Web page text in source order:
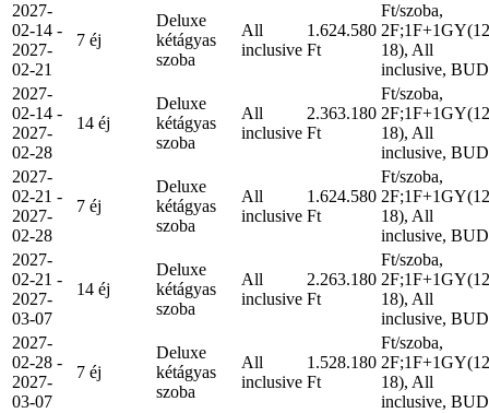
2027-
02-14 -
2027-
02-21
7 éj
Deluxe
kétágyas
szoba
All
inclusive
1.624.580
Ft
Ft/szoba,
18), All
inclusive, BUD
2027-
02-14 -
2027-
02-28
14 éj
Deluxe
kétágyas
szoba
All
inclusive
2.363.180
Ft
Ft/szoba,
18), All
inclusive, BUD
2027-
02-21 -
2027-
02-28
7 éj
Deluxe
kétágyas
szoba
All
inclusive
1.624.580
Ft
Ft/szoba,
18), All
inclusive, BUD
2027-
02-21 -
2027-
03-07
14 éj
Deluxe
kétágyas
szoba
All
inclusive
2.263.180
Ft
Ft/szoba,
18), All
inclusive, BUD
2027-
02-28 -
2027-
03-07
7 éj
Deluxe
kétágyas
szoba
All
inclusive
1.528.180
Ft
Ft/szoba,
18), All
inclusive, BUD